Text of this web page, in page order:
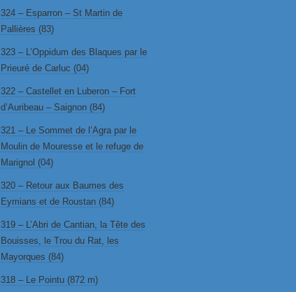
324 – Esparron – St Martin de
Pallières (83)
323 – L’Oppidum des Blaques par le
Prieuré de Carluc (04)
322 – Castellet en Luberon – Fort
d’Auribeau – Saignon (84)
321 – Le Sommet de l’Agra par le
Moulin de Mouresse et le refuge de
Marignol (04)
320 – Retour aux Baumes des
Eymians et de Roustan (84)
319 – L’Abri de Cantian, la Tête des
Bouisses, le Trou du Rat, les
Mayorques (84)
318 – Le Pointu (872 m)